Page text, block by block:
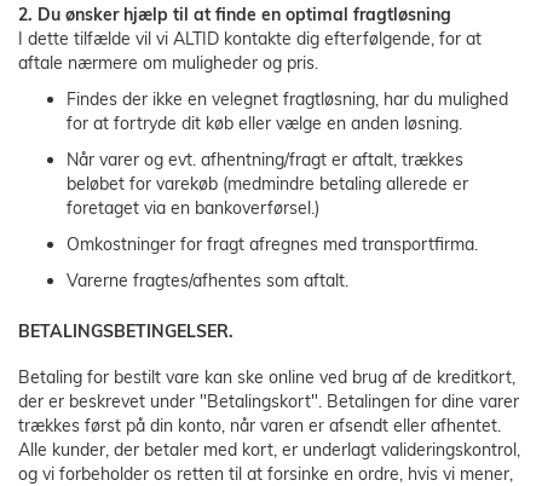
2. Du ønsker hjælp til at finde en optimal fragtløsning
I dette tilfælde vil vi ALTID kontakte dig efterfølgende, for at
aftale nærmere om muligheder og pris.
Findes der ikke en velegnet fragtløsning, har du mulighed
for at fortryde dit køb eller vælge en anden løsning.
Når varer og evt. afhentning/fragt er aftalt, trækkes
beløbet for varekøb (medmindre betaling allerede er
foretaget via en bankoverførsel.)
Omkostninger for fragt afregnes med transportfirma.
Varerne fragtes/afhentes som aftalt.
BETALINGSBETINGELSER.
Betaling for bestilt vare kan ske online ved brug af de kreditkort,
der er beskrevet under "Betalingskort". Betalingen for dine varer
trækkes først på din konto, når varen er afsendt eller afhentet.
Alle kunder, der betaler med kort, er underlagt valideringskontrol,
og vi forbeholder os retten til at forsinke en ordre, hvis vi mener,